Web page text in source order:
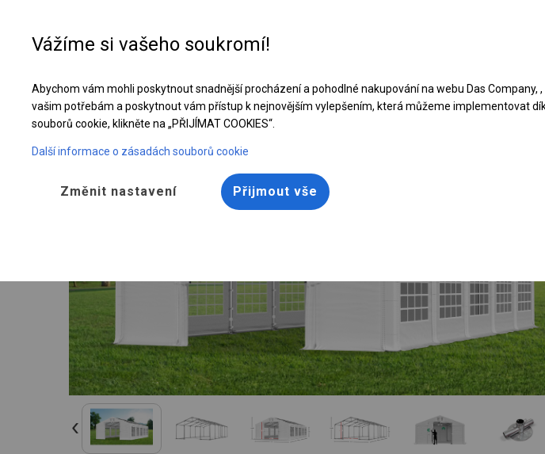
Celoroční cateringový stan | 4x10 m
Vážíme si vašeho soukromí!
Abychom vám mohli poskytnout snadnější procházení a pohodlné nakupování na webu Das
vašim potřebám a poskytnout vám přístup k nejnovějším vylepšením, která můžeme implementovat
souborů cookie, klikněte na „PŘIJÍMAT COOKIES“.
Další informace o zásadách souborů cookie
Změnit nastavení Přijmout vše